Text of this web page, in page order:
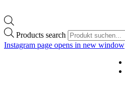
Products search
Instagram page opens in new window